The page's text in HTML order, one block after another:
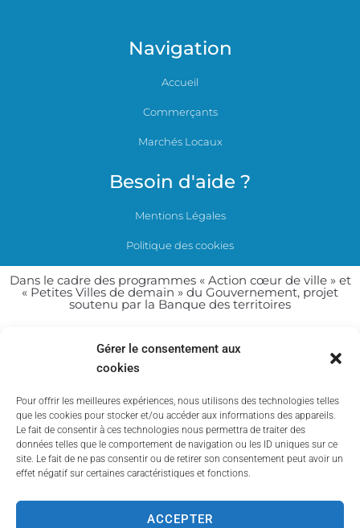
Gérer le consentement aux
cookies
Pour offrir les meilleures expériences, nous utilisons des technologies telles
que les cookies pour stocker et/ou accéder aux informations des appareils.
Le fait de consentir à ces technologies nous permettra de traiter des
données telles que le comportement de navigation ou les ID uniques sur ce
site. Le fait de ne pas consentir ou de retirer son consentement peut avoir un
effet négatif sur certaines caractéristiques et fonctions.
ACCEPTER
Navigation
Accueil
Commerçants
Marchés Locaux
Besoin d'aide ?
Mentions Légales
Politique des cookies
Dans le cadre des programmes « Action cœur de ville » et
« Petites Villes de demain » du Gouvernement, projet
soutenu par la Banque des territoires